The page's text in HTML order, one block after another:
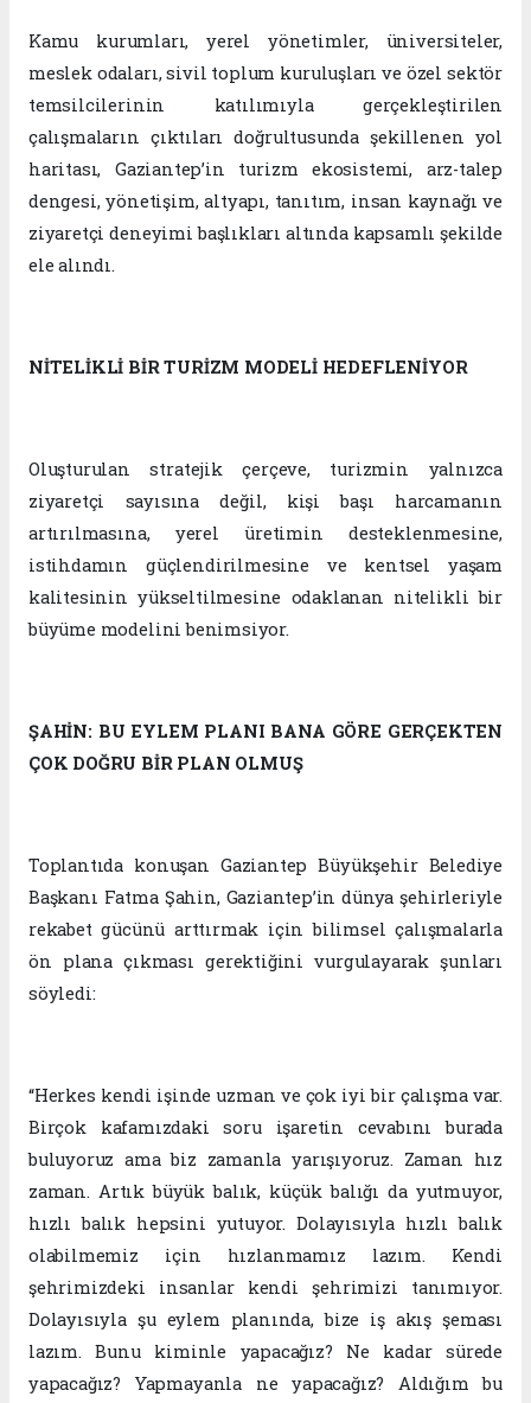
Kamu kurumları, yerel yönetimler, üniversiteler,
meslek odaları, sivil toplum kuruluşları ve özel sektör
temsilcilerinin katılımıyla gerçekleştirilen
çalışmaların çıktıları doğrultusunda şekillenen yol
haritası, Gaziantep’in turizm ekosistemi, arz-talep
dengesi, yönetişim, altyapı, tanıtım, insan kaynağı ve
ziyaretçi deneyimi başlıkları altında kapsamlı şekilde
ele alındı.
NİTELİKLİ BİR TURİZM MODELİ HEDEFLENİYOR
Oluşturulan stratejik çerçeve, turizmin yalnızca
ziyaretçi sayısına değil, kişi başı harcamanın
artırılmasına, yerel üretimin desteklenmesine,
istihdamın güçlendirilmesine ve kentsel yaşam
kalitesinin yükseltilmesine odaklanan nitelikli bir
büyüme modelini benimsiyor.
ŞAHİN: BU EYLEM PLANI BANA GÖRE GERÇEKTEN
ÇOK DOĞRU BİR PLAN OLMUŞ
Toplantıda konuşan Gaziantep Büyükşehir Belediye
Başkanı Fatma Şahin, Gaziantep’in dünya şehirleriyle
rekabet gücünü arttırmak için bilimsel çalışmalarla
ön plana çıkması gerektiğini vurgulayarak şunları
söyledi:
“Herkes kendi işinde uzman ve çok iyi bir çalışma var.
Birçok kafamızdaki soru işaretin cevabını burada
buluyoruz ama biz zamanla yarışıyoruz. Zaman hız
zaman. Artık büyük balık, küçük balığı da yutmuyor,
hızlı balık hepsini yutuyor. Dolayısıyla hızlı balık
olabilmemiz için hızlanmamız lazım. Kendi
şehrimizdeki insanlar kendi şehrimizi tanımıyor.
Dolayısıyla şu eylem planında, bize iş akış şeması
lazım. Bunu kiminle yapacağız? Ne kadar sürede
yapacağız? Yapmayanla ne yapacağız? Aldığım bu